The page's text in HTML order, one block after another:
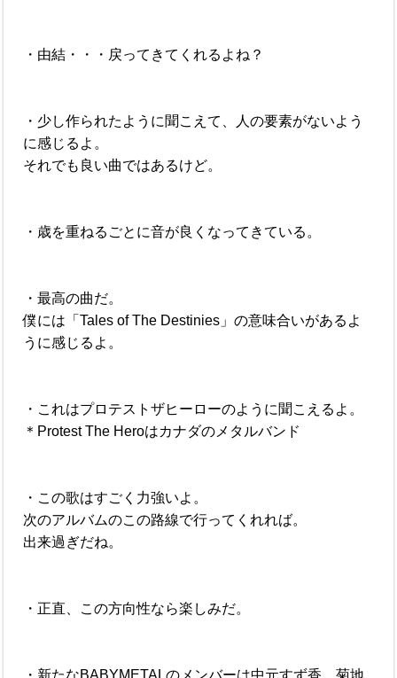
・由結・・・戻ってきてくれるよね？
・少し作られたように聞こえて、人の要素がないよう
に感じるよ。
それでも良い曲ではあるけど。
・歳を重ねるごとに音が良くなってきている。
・最高の曲だ。
僕には「Tales of The Destinies」の意味合いがあるよ
うに感じるよ。
・これはプロテストザヒーローのように聞こえるよ。
＊Protest The Heroはカナダのメタルバンド
・この歌はすごく力強いよ。
次のアルバムのこの路線で行ってくれれば。
出来過ぎだね。
・正直、この方向性なら楽しみだ。